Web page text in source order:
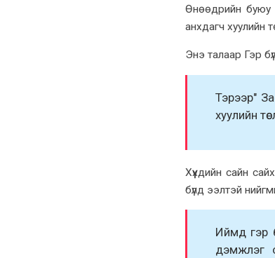
Өнөөдрийн буюу
анхдагч хуулийн
Энэ талаар Гэр
Тэрээр"
хуулийн
Хүүхдийн сайн
бүлд ээлтэй
Иймд гэр
дэмжлэг